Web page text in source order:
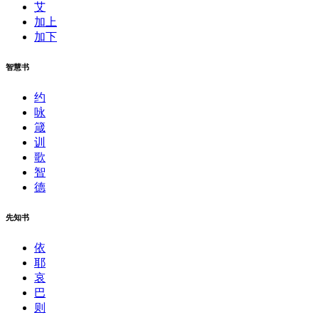
艾
加上
加下
智慧书
约
咏
箴
训
歌
智
德
先知书
依
耶
哀
巴
则